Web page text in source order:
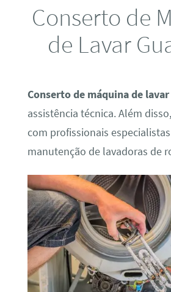
Conserto de
de Lavar
Conserto de máquina de lavar
assistência técnica. Além
com profissionais
manutenção de lavadoras de